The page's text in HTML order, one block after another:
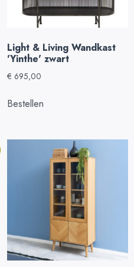
Light & Living Wandkast
'Yinthe' zwart
€ 695,00
Bestellen